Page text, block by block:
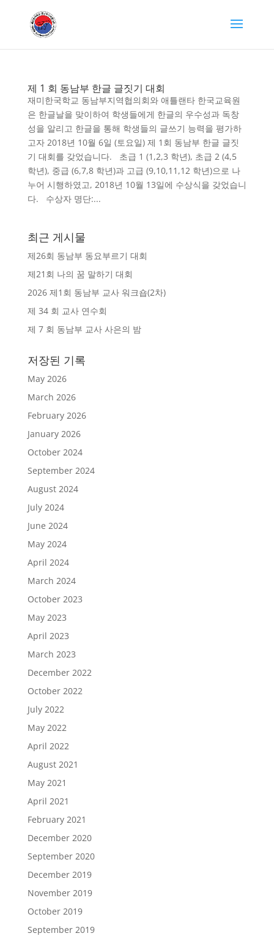
제 1 회 동남부 한글 글짓기 대회
재미한국학교 동남부지역협의회와 애틀랜타 한국교육원
은 한글날을 맞이하여 학생들에게 한글의 우수성과 독창
성을 알리고 한글을 통해 학생들의 글쓰기 능력을 평가하
고자 2018년 10월 6일 (토요일) 제 1회 동남부 한글 글짓
기 대회를 갖었습니다. 초급 1 (1,2,3 학년), 초급 2 (4,5
학년), 중급 (6,7,8 학년)과 고급 (9,10,11,12 학년)으로 나
누어 시행하였고, 2018년 10월 13일에 수상식을 갖었습니
다. 수상자 명단:...
최근 게시물
제26회 동남부 동요부르기 대회
제21회 나의 꿈 말하기 대회
2026 제1회 동남부 교사 워크숍(2차)
제 34 회 교사 연수회
제 7 회 동남부 교사 사은의 밤
저장된 기록
May 2026
March 2026
February 2026
January 2026
October 2024
September 2024
August 2024
July 2024
June 2024
May 2024
April 2024
March 2024
October 2023
May 2023
April 2023
March 2023
December 2022
October 2022
July 2022
May 2022
April 2022
August 2021
May 2021
April 2021
February 2021
December 2020
September 2020
December 2019
November 2019
October 2019
September 2019